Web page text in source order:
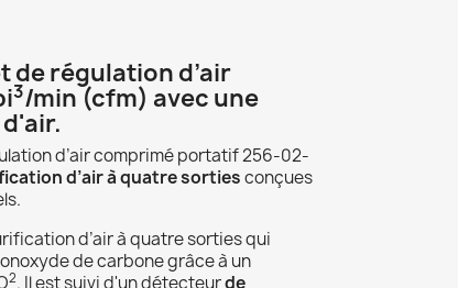
de régulation d’air
3/min (cfm) avec une
d’air comprimé portatif 256-02-
d’air à quatre sortiesconçues
d’air à quatre sorties qui
de carbone grâce à un
2. Il est suivi d'un détecteurde